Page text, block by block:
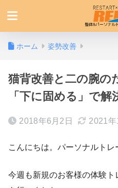
ホーム 姿勢改善
猫背改善と二の腕の
「下に固める」で解
2018年6月2日 2021年
こんにちは。パーソナルトレ
今週も新規のお客様の体験